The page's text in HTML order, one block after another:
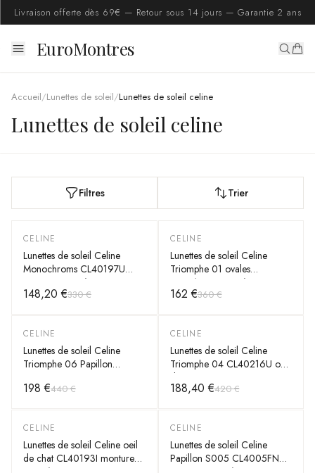
Livraison offerte dès 69€ — Retour sous 14 jours — Garantie 2 ans
EuroMontres
Accueil/Lunettes de soleil/Lunettes de soleil celine
Lunettes de soleil celine
Filtres Trier
-55 %
CELINE
Lunettes de soleil Celine
Monochroms CL40197U
monture en acétate
148,20 €330 €
-55 %
CELINE
Lunettes de soleil Celine
Triomphe 01 ovales
CL40194U en acétate
162 €360 €
-55 %
CELINE
Lunettes de soleil Celine
Triomphe 06 Papillon
198 €440 €
-55 %
CELINE
Lunettes de soleil Celine
Triomphe 04 CL40216U oeil
de chat
188,40 €420 €
-55 %
CELINE
Lunettes de soleil Celine oeil
de chat CL40193I monture
-55 %
CELINE
Lunettes de soleil Celine
Papillon S005 CL4005FN